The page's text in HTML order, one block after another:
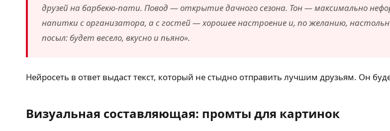
друзей на барбекю-пати. Повод — открытие дачного сезона. Тон — максимально
напитки с организатора, а с гостей — хорошее настроение и, по желанию,
посыл: будет весело, вкусно и пьяно».
Нейросеть в ответ выдаст текст, который не стыдно отправить лучшим друзьям. Он
Визуальная составляющая: промты для картинок